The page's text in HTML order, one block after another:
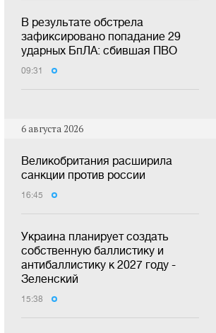
В результате обстрела
зафиксировано попадание 29
ударных БпЛА: сбившая ПВО
09:31
6 августа 2026
Великобритания расширила
санкции против россии
16:45
Украина планирует создать
собственную баллистику и
антибаллистику к 2027 году -
Зеленский
15:38